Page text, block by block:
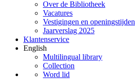
Over de Bibliotheek
Vacatures
Vestigingen en openingstijden
Jaarverslag 2025
Klantenservice
English
Multilingual library
Collection
Word lid